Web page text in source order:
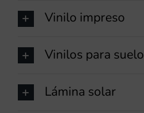
Vinilo impreso
Vinilos para suelo
Lámina solar